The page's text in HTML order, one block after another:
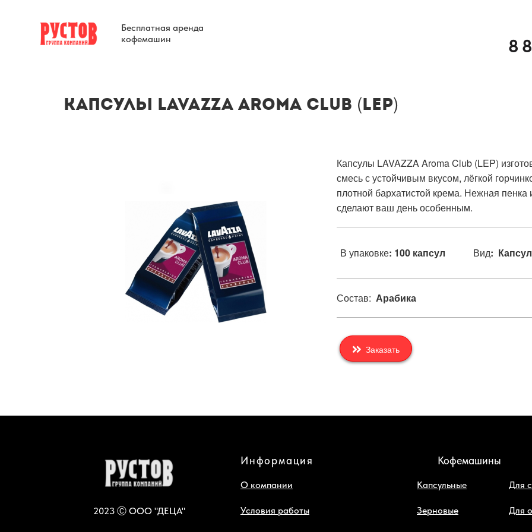
Бесплатная аренда
кофемашин
8
Капсулы LAVAZZA Aroma Club (LEP)
Капсулы LAVAZZA Aroma Club (LEP)
смесь с устойчивым вкусом, лёгкой
плотной бархатистой крема. Нежная
сделают ваш день особенным.
В упаковке: 100 капсул Вид:
Состав: Арабика
Заказать
2023 Ⓒ ООО "ДЕЦА"
Информация
О компании
Условия работы
Кофемашины
Капсульные
Зерновые
Для
Для